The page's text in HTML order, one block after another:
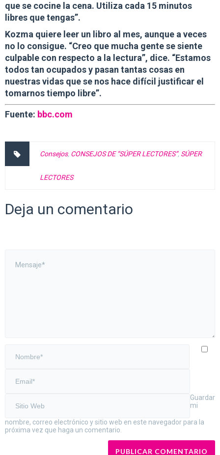
que se cocine la cena. Utiliza cada 15 minutos
libres que tengas”.
Kozma quiere leer un libro al mes, aunque a veces
no lo consigue. “Creo que mucha gente se siente
culpable con respecto a la lectura”, dice. “Estamos
todos tan ocupados y pasan tantas cosas en
nuestras vidas que se nos hace difícil justificar el
tomarnos tiempo libre”.
Fuente: bbc.com
Consejos, CONSEJOS DE “SÚPER LECTORES”, SÚPER
LECTORES
Deja un comentario
Guardar
mi
nombre, correo electrónico y sitio web en este navegador para la
próxima vez que haga un comentario.